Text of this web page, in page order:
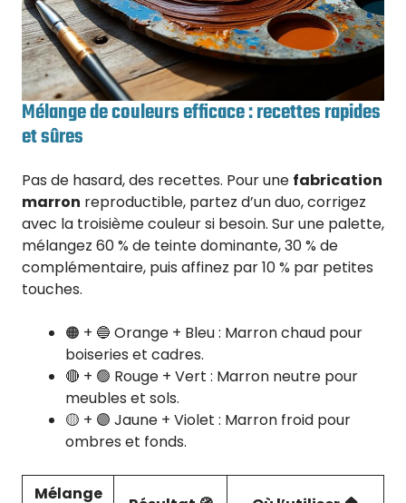
Mélange de couleurs efficace : recettes rapides
et sûres
Pas de hasard, des recettes. Pour une fabrication
marron reproductible, partez d’un duo, corrigez
avec la troisième couleur si besoin. Sur une palette,
mélangez 60 % de teinte dominante, 30 % de
complémentaire, puis affinez par 10 % par petites
touches.
🟠 + 🔵 Orange + Bleu : Marron chaud pour
boiseries et cadres.
🔴 + 🟢 Rouge + Vert : Marron neutre pour
meubles et sols.
🟡 + 🟣 Jaune + Violet : Marron froid pour
ombres et fonds.
Mélange